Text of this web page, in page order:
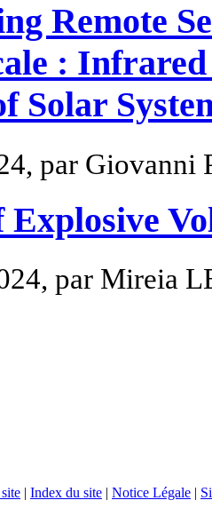
Remote
:
Solar
par Giovanni
Explosive
par Mireia
| Index du site | Notice Légale |